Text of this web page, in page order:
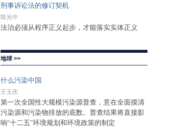
刑事诉讼法的修订契机
陈光中
法治必须从程序正义起步，才能落实实体正义
地球 >>
什么污染中国
王玉庆
第一次全国性大规模污染源普查，意在全面摸清
污染源和污染物排放的底数。普查结果将直接影
响“十二五”环境规划和环境政策的制定